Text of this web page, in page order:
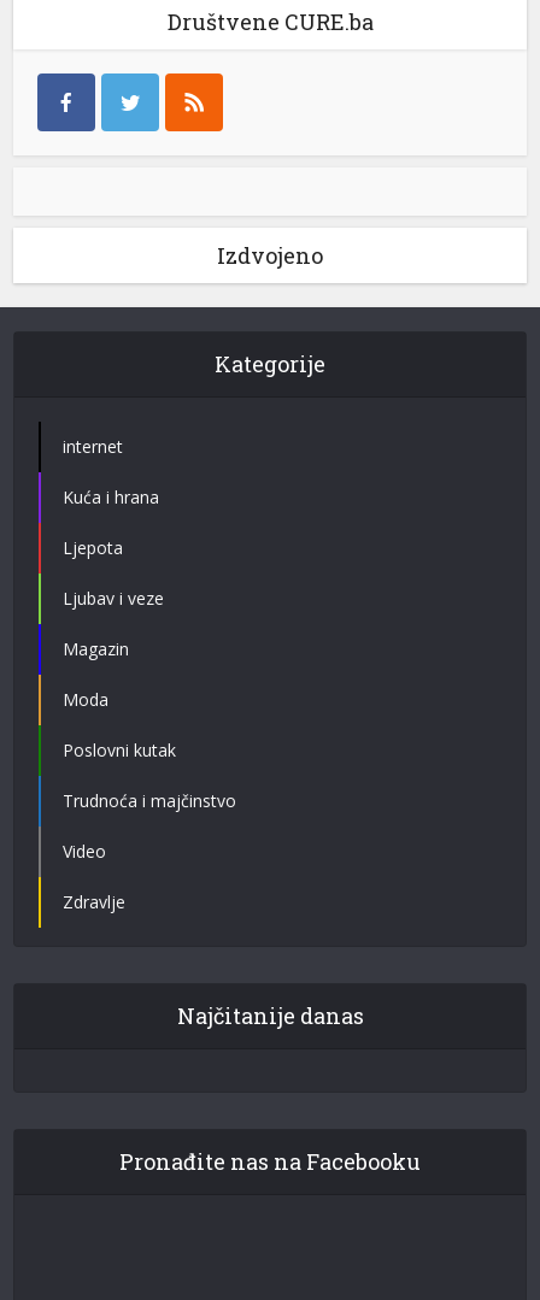
Društvene CURE.ba
Izdvojeno
Kategorije
internet
Kuća i hrana
Ljepota
Ljubav i veze
Magazin
Moda
Poslovni kutak
Trudnoća i majčinstvo
Video
Zdravlje
Najčitanije danas
Pronađite nas na Facebooku